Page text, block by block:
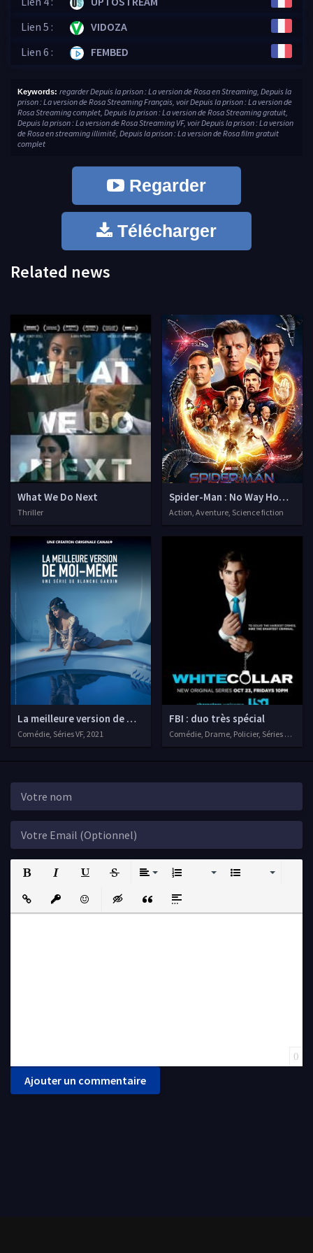
Lien 5 :
VIDOZA
Lien 6 :
FEMBED
Keywords: regarder Depuis la prison : La version de Rosa en Streaming, Depuis la
prison : La version de Rosa Streaming Français, voir Depuis la prison : La version de
Rosa Streaming complet, Depuis la prison : La version de Rosa Streaming gratuit,
Depuis la prison : La version de Rosa Streaming VF, voir Depuis la prison : La version
de Rosa en streaming illimité, Depuis la prison : La version de Rosa film gratuit
complet
Regarder
Télécharger
Related news
What We Do Next
Thriller
Spider-Man : No Way Home -
Action, Aventure, Science fiction
La meilleure version de moi-meme
Comédie, Séries VF, 2021
FBI : duo très spécial
Comédie, Drame, Policier, Séries VF, 2009
Strikethrough
Insert LinkInsert protected link
EmoticonsInsert hidden text
Insert QuoteInsert spoiler
0
Ajouter un commentaire